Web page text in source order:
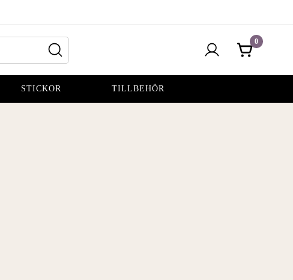
0
STICKOR TILLBEHÖR